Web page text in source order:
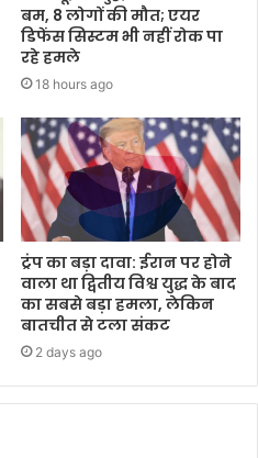
बम, 8 लोगों की मौत; एयर
डिफेंस सिस्टम भी नहीं रोक पा
रहे हमले
18 hours ago
ट्रंप का बड़ा दावा: ईरान पर होने
वाला था द्वितीय विश्व युद्ध के बाद
का सबसे बड़ा हमला, लेकिन
बातचीत से टला संकट
2 days ago